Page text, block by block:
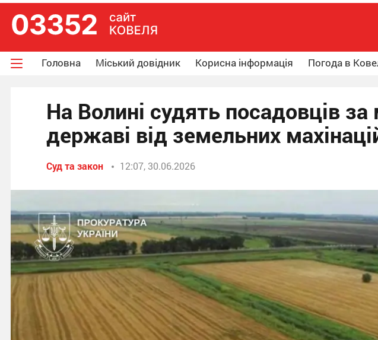
Головна Міський довідник Корисна інформація Погода в
На Волині судять посадовців за
державі від земельних
Суд та закон 12:07, 30.06.2026